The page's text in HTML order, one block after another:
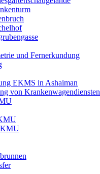
und Fernerkundung
EKMS in Ashaiman
von Krankenwagendiensten